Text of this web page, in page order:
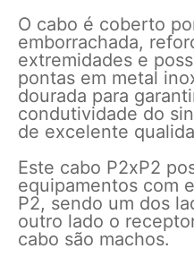
O cabo é coberto
emborrachada,
extremidades e
pontas em metal
dourada para
condutividade do
de excelente
Este cabo P2xP2
equipamentos com
P2, sendo um dos
outro lado o
cabo são machos.